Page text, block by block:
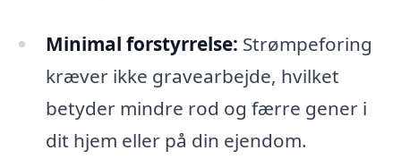
Minimal forstyrrelse: Strømpeforing
kræver ikke gravearbejde, hvilket
betyder mindre rod og færre gener i
dit hjem eller på din ejendom.